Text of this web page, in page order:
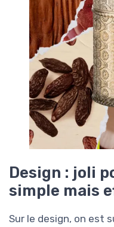
Design : joli
simple mais
Sur le design, on est